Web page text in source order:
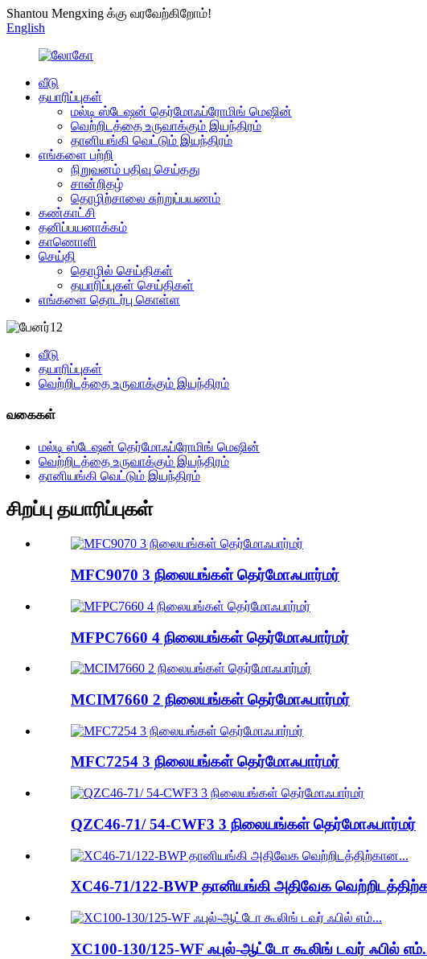
Shantou Mengxing க்கு வரவேற்கிறோம்!
English
வீடு
தயாரிப்புகள்
மல்டி ஸ்டேஷன் தெர்மோஃப்ரோமிங் மெஷின்
வெற்றிடத்தை உருவாக்கும் இயந்திரம்
தானியங்கி வெட்டும் இயந்திரம்
எங்களை பற்றி
நிறுவனம் பதிவு செய்தது
சான்றிதழ்
தொழிற்சாலை சுற்றுப்பயணம்
கண்காட்சி
தனிப்பயனாக்கம்
காணொளி
செய்தி
தொழில் செய்திகள்
தயாரிப்புகள் செய்திகள்
எங்களை தொடர்பு கொள்ள
வீடு
தயாரிப்புகள்
வெற்றிடத்தை உருவாக்கும் இயந்திரம்
வகைகள்
மல்டி ஸ்டேஷன் தெர்மோஃப்ரோமிங் மெஷின்
வெற்றிடத்தை உருவாக்கும் இயந்திரம்
தானியங்கி வெட்டும் இயந்திரம்
சிறப்பு தயாரிப்புகள்
MFC9070 3 நிலையங்கள் தெர்மோஃபார்மர்
MFPC7660 4 நிலையங்கள் தெர்மோஃபார்மர்
MCIM7660 2 நிலையங்கள் தெர்மோஃபார்மர்
MFC7254 3 நிலையங்கள் தெர்மோஃபார்மர்
QZC46-71/ 54-CWF3 3 நிலையங்கள் தெர்மோஃபார்மர்
XC46-71/122-BWP தானியங்கி அதிவேக
XC100-130/125-WF ஃபுல்-ஆட்டோ கூலிங் டவர் ஃபில்